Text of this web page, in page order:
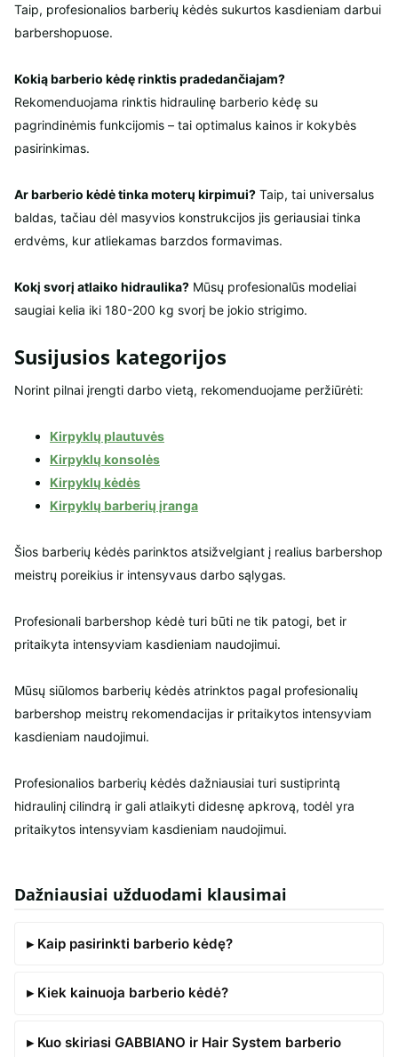
Taip, profesionalios barberių kėdės sukurtos kasdieniam darbui
barbershopuose.
Kokią barberio kėdę rinktis pradedančiajam?
Rekomenduojama rinktis hidraulinę barberio kėdę su
pagrindinėmis funkcijomis – tai optimalus kainos ir kokybės
pasirinkimas.
Ar barberio kėdė tinka moterų kirpimui? Taip, tai universalus
baldas, tačiau dėl masyvios konstrukcijos jis geriausiai tinka
erdvėms, kur atliekamas barzdos formavimas.
Kokį svorį atlaiko hidraulika? Mūsų profesionalūs modeliai
saugiai kelia iki 180-200 kg svorį be jokio strigimo.
Susijusios kategorijos
Norint pilnai įrengti darbo vietą, rekomenduojame peržiūrėti:
Kirpyklų plautuvės
Kirpyklų konsolės
Kirpyklų kėdės
Kirpyklų barberių įranga
Šios barberių kėdės parinktos atsižvelgiant į realius barbershop
meistrų poreikius ir intensyvaus darbo sąlygas.
Profesionali barbershop kėdė turi būti ne tik patogi, bet ir
pritaikyta intensyviam kasdieniam naudojimui.
Mūsų siūlomos barberių kėdės atrinktos pagal profesionalių
barbershop meistrų rekomendacijas ir pritaikytos intensyviam
kasdieniam naudojimui.
Profesionalios barberių kėdės dažniausiai turi sustiprintą
hidraulinį cilindrą ir gali atlaikyti didesnę apkrovą, todėl yra
pritaikytos intensyviam kasdieniam naudojimui.
Dažniausiai užduodami klausimai
▸ Kaip pasirinkti barberio kėdę?
▸ Kiek kainuoja barberio kėdė?
▸ Kuo skiriasi GABBIANO ir Hair System barberio